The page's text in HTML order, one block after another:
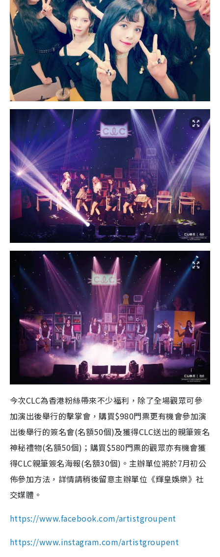
今次CLC為香港粉絲帶來不少福利，除了全場觀眾可參
加演出後舉行的擊掌會，購買$980門票更有機會參加演
出後舉行的簽名會(名額50個)及獲得CLC送出的親筆簽名
神秘禮物(名額50個)；購買$580門票的觀眾亦有機會獲
得CLC親筆簽名海報(名額30個)。主辦單位將於7月初公
佈參加方法，詳情請稍後留意主辦單位《輝皇娛樂》社
交媒體。
https://www.facebook.com/artistgroupent
https://www.instagram.com/artistgroupent